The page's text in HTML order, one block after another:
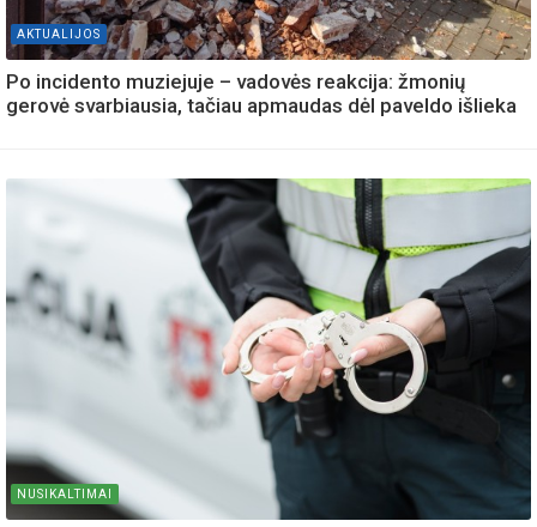
AKTUALIJOS
Po incidento muziejuje – vadovės reakcija: žmonių
gerovė svarbiausia, tačiau apmaudas dėl paveldo išlieka
NUSIKALTIMAI